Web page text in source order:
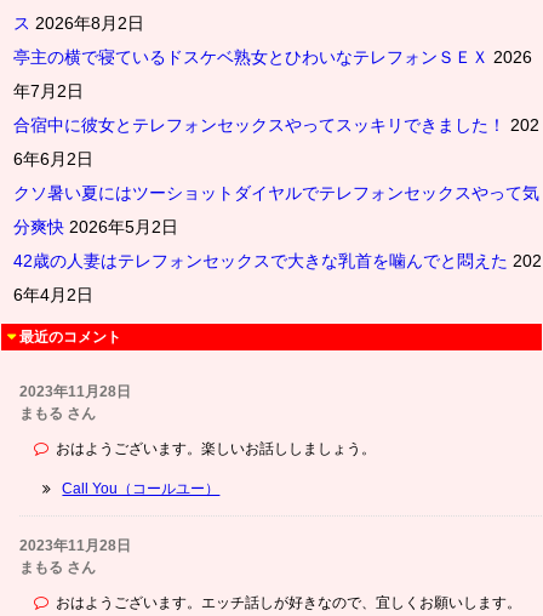
ス 2026年8月2日
亭主の横で寝ているドスケベ熟女とひわいなテレフォンＳＥＸ 2026
年7月2日
合宿中に彼女とテレフォンセックスやってスッキリできました！
202
6年6月2日
クソ暑い夏にはツーショットダイヤルでテレフォンセックスやって気
分爽快 2026年5月2日
42歳の人妻はテレフォンセックスで大きな乳首を噛んでと悶えた 202
6年4月2日
最近のコメント
2023年11月28日
まもる さん
おはようございます。楽しいお話ししましょう。
Call You（コールユー）
2023年11月28日
まもる さん
おはようございます。エッチ話しが好きなので、宜しくお願いします。